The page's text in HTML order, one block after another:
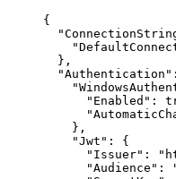
{
},
"Authentication"
"Enabled" :
},
"Jwt" : {
"Issuer" : "
"Audience" :